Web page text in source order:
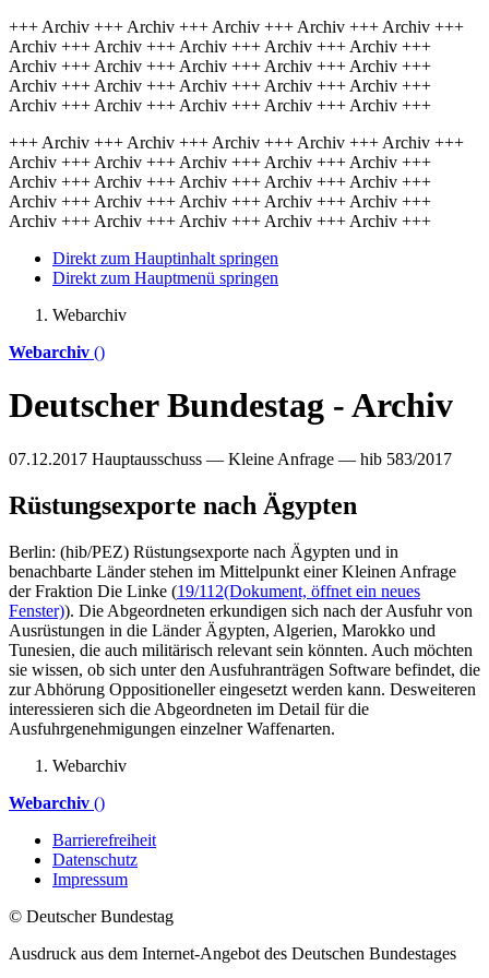
+++ Archiv +++ Archiv +++ Archiv +++ Archiv +++ Archiv +++
Archiv +++ Archiv +++ Archiv +++ Archiv +++ Archiv +++
Archiv +++ Archiv +++ Archiv +++ Archiv +++ Archiv +++
Archiv +++ Archiv +++ Archiv +++ Archiv +++ Archiv +++
Archiv +++ Archiv +++ Archiv +++ Archiv +++ Archiv +++
+++ Archiv +++ Archiv +++ Archiv +++ Archiv +++ Archiv +++
Archiv +++ Archiv +++ Archiv +++ Archiv +++ Archiv +++
Archiv +++ Archiv +++ Archiv +++ Archiv +++ Archiv +++
Archiv +++ Archiv +++ Archiv +++ Archiv +++ Archiv +++
Archiv +++ Archiv +++ Archiv +++ Archiv +++ Archiv +++
Direkt zum Hauptinhalt springen
Direkt zum Hauptmenü springen
Webarchiv
Webarchiv ()
Deutscher Bundestag - Archiv
07.12.2017 Hauptausschuss — Kleine Anfrage — hib 583/2017
Rüstungsexporte nach Ägypten
Berlin: (hib/PEZ) Rüstungsexporte nach Ägypten und in
benachbarte Länder stehen im Mittelpunkt einer Kleinen Anfrage
der Fraktion Die Linke (19/112(Dokument, öffnet ein neues
Fenster)). Die Abgeordneten erkundigen sich nach der Ausfuhr von
Ausrüstungen in die Länder Ägypten, Algerien, Marokko und
Tunesien, die auch militärisch relevant sein könnten. Auch möchten
sie wissen, ob sich unter den Ausfuhranträgen Software befindet, die
zur Abhörung Oppositioneller eingesetzt werden kann. Desweiteren
interessieren sich die Abgeordneten im Detail für die
Ausfuhrgenehmigungen einzelner Waffenarten.
Webarchiv
Webarchiv ()
Barrierefreiheit
Datenschutz
Impressum
© Deutscher Bundestag
Ausdruck aus dem Internet-Angebot des Deutschen Bundestages